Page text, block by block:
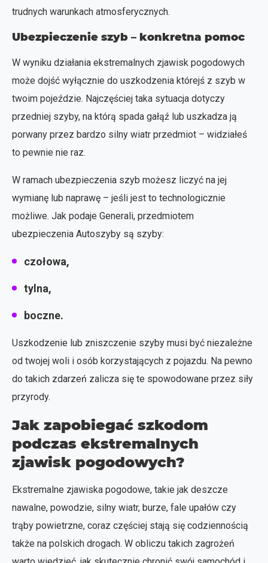
trudnych warunkach atmosferycznych.
Ubezpieczenie szyb – konkretna pomoc
W wyniku działania ekstremalnych zjawisk pogodowych
może dojść wyłącznie do uszkodzenia którejś z szyb w
twoim pojeździe. Najczęściej taka sytuacja dotyczy
przedniej szyby, na którą spada gałąź lub uszkadza ją
porwany przez bardzo silny wiatr przedmiot – widziałeś
to pewnie nie raz.
W ramach ubezpieczenia szyb możesz liczyć na jej
wymianę lub naprawę – jeśli jest to technologicznie
możliwe. Jak podaje Generali, przedmiotem
ubezpieczenia Autoszyby są szyby:
czołowa,
tylna,
boczne.
Uszkodzenie lub zniszczenie szyby musi być niezależne
od twojej woli i osób korzystających z pojazdu. Na pewno
do takich zdarzeń zalicza się te spowodowane przez siły
przyrody.
Jak zapobiegać szkodom
podczas ekstremalnych
zjawisk pogodowych?
Ekstremalne zjawiska pogodowe, takie jak deszcze
nawalne, powodzie, silny wiatr, burze, fale upałów czy
trąby powietrzne, coraz częściej stają się codziennością
także na polskich drogach. W obliczu takich zagrożeń